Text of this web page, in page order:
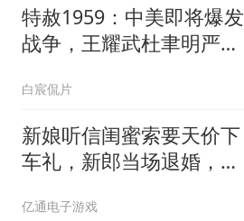
特赦1959：中美即将爆发
战争，王耀武杜聿明严肃
白宸侃片
新娘听信闺蜜索要天价下
车礼，新郎当场退婚，悔
亿通电子游戏